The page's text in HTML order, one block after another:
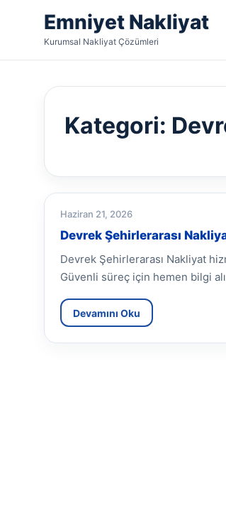
Emniyet Nakliyat
Kurumsal Nakliyat Çözümleri
Kategori:
Haziran 21, 2026
Devrek Şehirlerarası
Devrek Şehirlerarası Nakliyat
Güvenli süreç için hemen bilgi
Devamını Oku